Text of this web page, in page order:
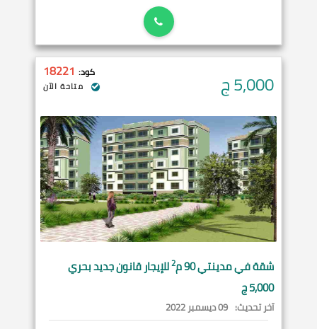
5,000ج كود: 18221
متاحة الآن
شقة فيمدينتي90 م 2للإيجار قانون جديد بحري
5,000 ج
آخر تحديث: 09 ديسمبر 2022